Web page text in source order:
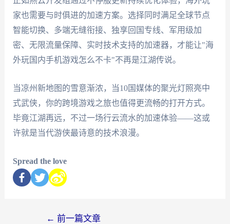
家也需要与时俱进的加速方案。选择同时满足全球节点
智能切换、多端无缝衔接、独享回国专线、军用级加
密、无限流量保障、实时技术支持的加速器，才能让"海
外玩国内手机游戏怎么不卡"不再是江湖传说。
当凉州新地图的雪意渐浓，当10国媒体的聚光灯照亮中
式武侠，你的跨境游戏之旅也值得更流畅的打开方式。
毕竟江湖再远，不过一场行云流水的加速体验——这或
许就是当代游侠最诗意的技术浪漫。
Spread the love
← 前一篇文章